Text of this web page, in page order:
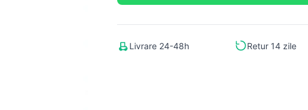
Livrare 24-48h Retur 14 zile